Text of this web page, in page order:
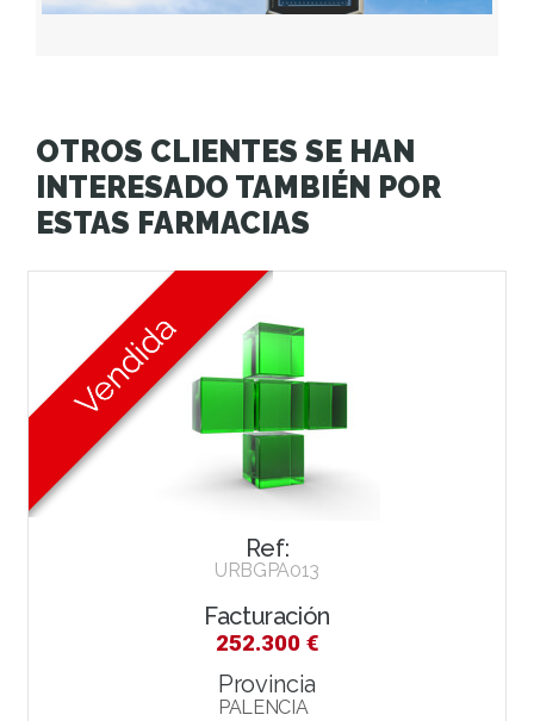
OTROS CLIENTES SE HAN
INTERESADO TAMBIÉN POR
ESTAS FARMACIAS
Ref:
URBGPA013
Facturación
252.300 €
Provincia
PALENCIA